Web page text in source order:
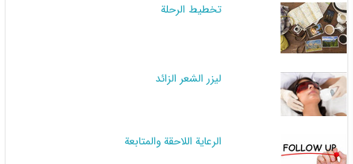
تخطيط الرحلة
لیزر الشعر الزائد
الرعاية اللاحقة والمتابعة